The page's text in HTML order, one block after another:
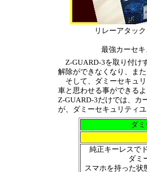
リレーアタッ
最強カーセ
Z-GUARD-3を取り付け
解除ができなくなり、ま
そして、ダミーセキュ
車と思わせる事ができる
Z-GUARD-3だけでは、カ
が、ダミーセキュリティ
ダ
純正キーレスで
ダミ
スマホを持った状